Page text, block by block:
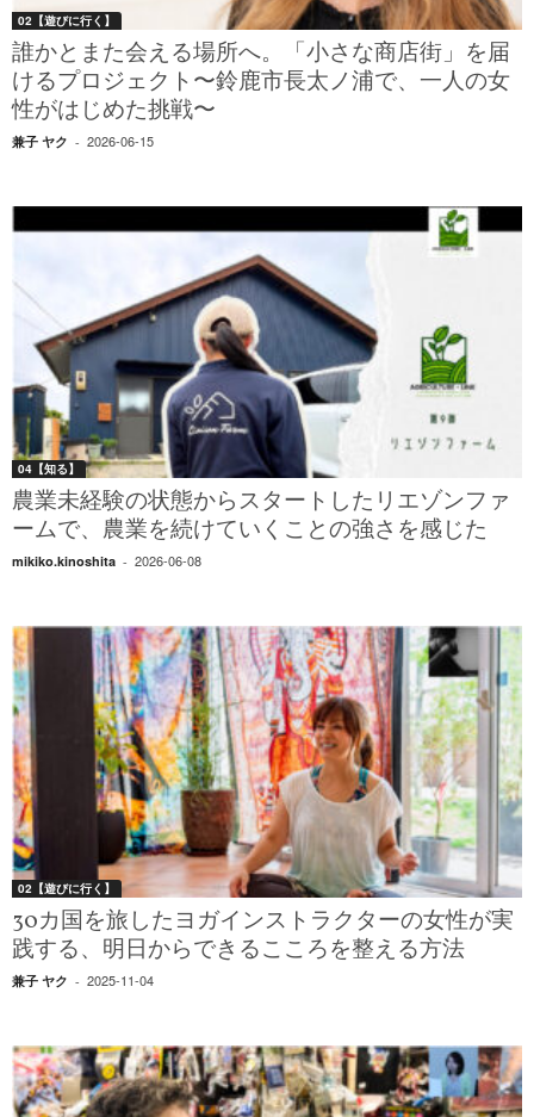
02【遊びに行く】
誰かとまた会える場所へ。「小さな商店街」を届
けるプロジェクト〜鈴鹿市長太ノ浦で、一人の女
性がはじめた挑戦〜
兼子 ヤク - 2026-06-15
04【知る】
農業未経験の状態からスタートしたリエゾンファ
ームで、農業を続けていくことの強さを感じた
mikiko.kinoshita - 2026-06-08
02【遊びに行く】
30カ国を旅したヨガインストラクターの女性が実
践する、明日からできるこころを整える方法
兼子 ヤク - 2025-11-04